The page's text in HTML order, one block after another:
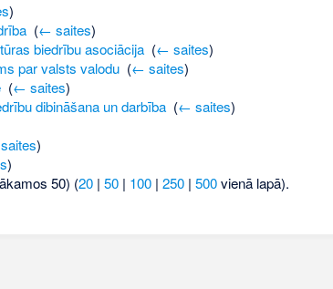
)
‎ (← saites)
biedrību asociācija‎ (← saites)
par valsts valodu‎ (← saites)
‎ (← saites)
dibināšana un darbība‎ (← saites)
)
)
50) (20| 50| 100| 250| 500vienā lapā).